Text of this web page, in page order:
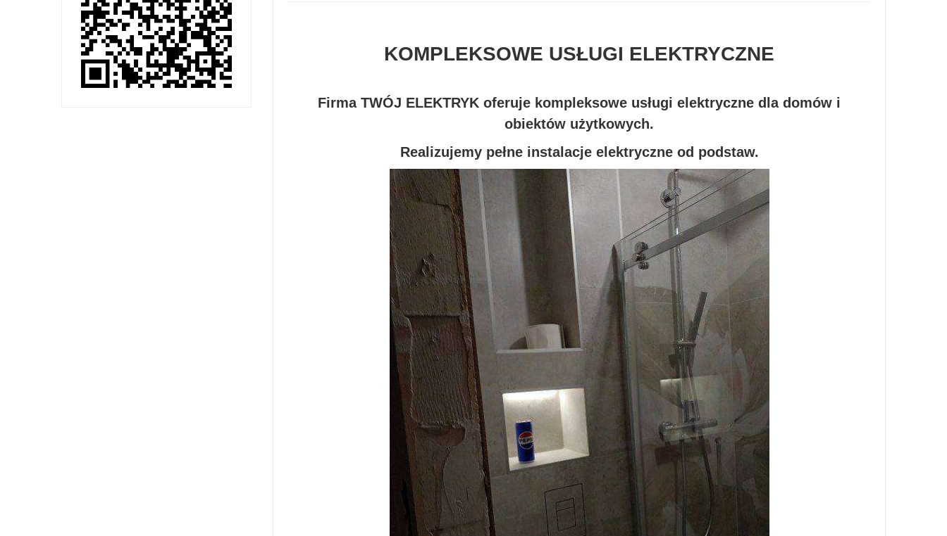
KOMPLEKSOWE USŁUGI ELEKTRYCZNE
Firma TWÓJ ELEKTRYK oferuje kompleksowe usługi elektryczne dla domów i
obiektów użytkowych.
Realizujemy pełne instalacje elektryczne od podstaw.